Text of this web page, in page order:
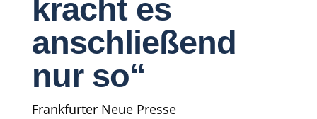
kracht es
anschließend
nur so“
Frankfurter Neue Presse